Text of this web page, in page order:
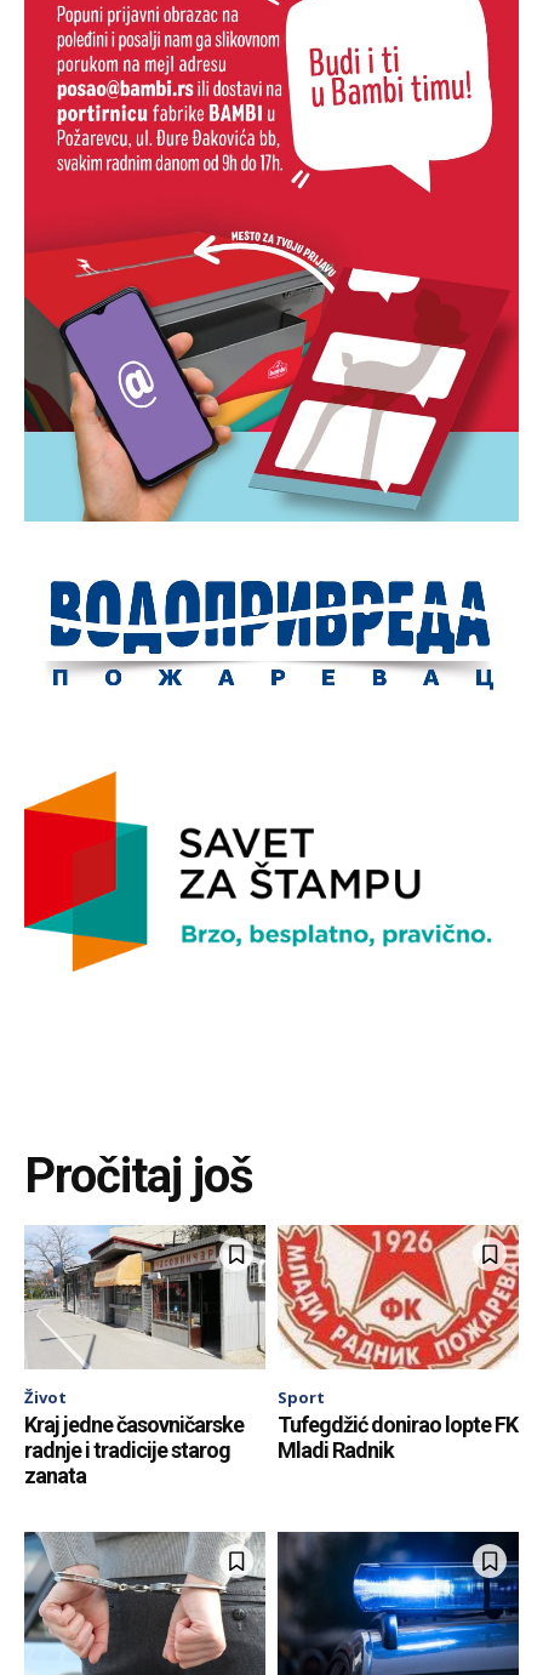
Pročitaj još
Život
Kraj jedne časovničarske
radnje i tradicije starog
zanata
Sport
Tufegdžić donirao lopte FK
Mladi Radnik